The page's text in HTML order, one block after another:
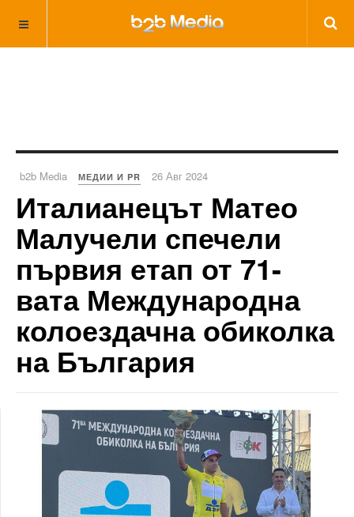
b2b Media МЕДИИ И PR 26 Авг 2024
Италианецът Матео
Малучели спечели
първия етап от 71-
вата Международна
колоездачна обиколка
на България